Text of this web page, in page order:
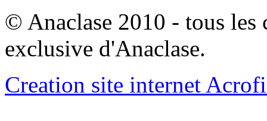
© Anaclase 2010 - tous les
exclusive d'Anaclase.
Creation site internet